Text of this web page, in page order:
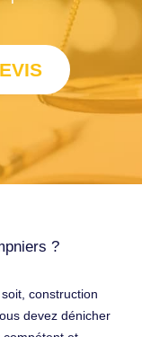
?
construction
devez dénicher